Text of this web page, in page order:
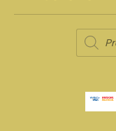
Products
search